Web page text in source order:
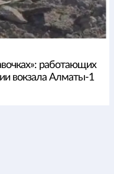
работающих
вокзала Алматы-1